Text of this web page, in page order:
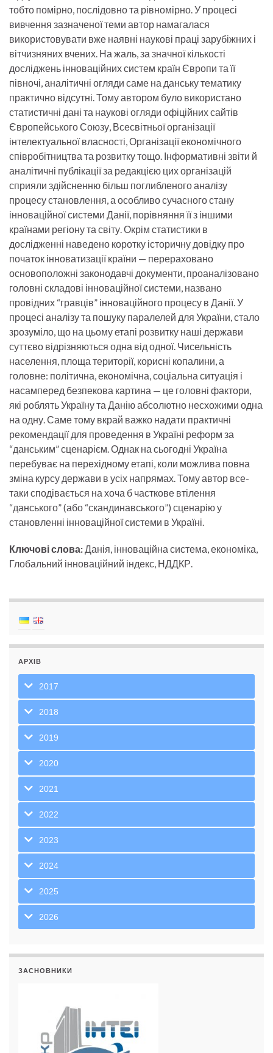
тобто помірно, послідовно та рівномірно. У процесі
вивчення зазначеної теми автор намагалася
використовувати вже наявні наукові праці зарубіжних і
вітчизняних вчених. На жаль, за значної кількості
досліджень інноваційних систем країн Європи та її
півночі, аналітичні огляди саме на данську тематику
практично відсутні. Тому автором було використано
статистичні дані та наукові огляди офіційних сайтів
Європейського Союзу, Всесвітньої організації
інтелектуальної власності, Організації економічного
співробітництва та розвитку тощо. Інформативні звіти й
аналітичні публікації за редакцією цих організацій
сприяли здійсненню більш поглибленого аналізу
процесу становлення, а особливо сучасного стану
інноваційної системи Данії, порівняння її з іншими
країнами регіону та світу. Окрім статистики в
дослідженні наведено коротку історичну довідку про
початок інноватизації країни — перераховано
основоположні законодавчі документи, проаналізовано
головні складові інноваційної системи, названо
провідних “гравців” інноваційного процесу в Данії. У
процесі аналізу та пошуку паралелей для України, стало
зрозуміло, що на цьому етапі розвитку наші держави
суттєво відрізняються одна від одної. Чисельність
населення, площа території, корисні копалини, а
головне: політична, економічна, соціальна ситуація і
насамперед безпекова картина — це головні фактори,
які роблять Україну та Данію абсолютно несхожими одна
на одну. Саме тому вкрай важко надати практичні
рекомендації для проведення в Україні реформ за
“данським” сценарієм. Однак на сьогодні Україна
перебуває на перехідному етапі, коли можлива повна
зміна курсу держави в усіх напрямах. Тому автор все-
таки сподівається на хоча б часткове втілення
“данського” (або “скандинавського”) сценарію у
становленні інноваційної системи в Україні.
Ключові слова:Данія, інноваційна система, економіка,
Глобальний інноваційний індекс, НДДКР.
АРХІВ
2017
2018
2019
2020
2021
2022
2023
2024
2025
2026
ЗАСНОВНИКИ